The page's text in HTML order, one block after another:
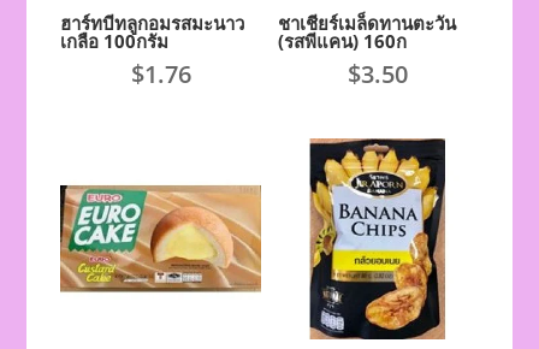
ฮาร์ทบีทลูกอมรสมะนาว
เกลือ 100กรัม
$1.76
ชาเชียร์เมล็ดทานตะวัน
(รสพีแคน) 160ก
$3.50